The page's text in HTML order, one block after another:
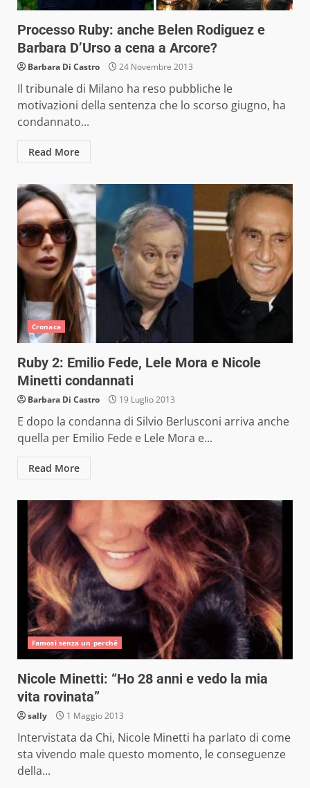
Processo Ruby: anche Belen Rodiguez e
Barbara D’Urso a cena a Arcore?
Barbara Di Castro 24 Novembre 2013
Il tribunale di Milano ha reso pubbliche le
motivazioni della sentenza che lo scorso giugno, ha
condannato...
Read More
Cronaca
Ruby 2: Emilio Fede, Lele Mora e Nicole
Minetti condannati
Barbara Di Castro 19 Luglio 2013
E dopo la condanna di Silvio Berlusconi arriva anche
quella per Emilio Fede e Lele Mora e...
Read More
Famosi senza un perché
Nicole Minetti: “Ho 28 anni e vedo la mia
vita rovinata”
sally 1 Maggio 2013
Intervistata da Chi, Nicole Minetti ha parlato di come
sta vivendo male questo momento, le conseguenze
della...